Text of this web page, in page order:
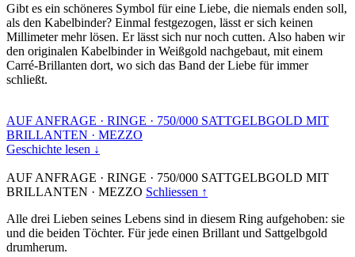
Gibt es ein schöneres Symbol für eine Liebe, die niemals enden soll,
als den Kabelbinder? Einmal festgezogen, lässt er sich keinen
Millimeter mehr lösen. Er lässt sich nur noch cutten. Also haben wir
den originalen Kabelbinder in Weißgold nachgebaut, mit einem
Carré-Brillanten dort, wo sich das Band der Liebe für immer
schließt.
AUF ANFRAGE · RINGE · 750/000 SATTGELBGOLD MIT
BRILLANTEN · MEZZO
Geschichte lesen ↓
AUF ANFRAGE · RINGE · 750/000 SATTGELBGOLD MIT
BRILLANTEN · MEZZO Schliessen ↑
Alle drei Lieben seines Lebens sind in diesem Ring aufgehoben: sie
und die beiden Töchter. Für jede einen Brillant und Sattgelbgold
drumherum.